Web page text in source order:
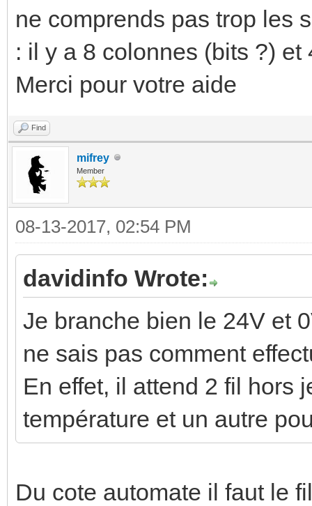
ne comprends pas trop les
: il y a 8 colonnes (bits ?)
Merci pour votre aide
Find
mifrey
Member
08-13-2017, 02:54 PM
davidinfo Wrote:
Je branche bien le 24V et
ne sais pas comment
En effet, il attend 2 fil hors
température et un autre
Du cote automate il faut le